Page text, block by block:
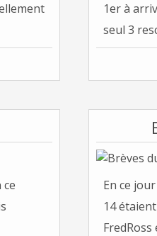
1er à
seul 3
En ce
14
FredRoss